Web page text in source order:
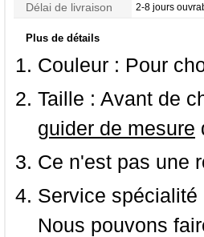
Délai de livraison 2-8 jours
Plus de détails
Couleur : Pour
Taille : Avant de
guider de mesure
Ce n'est pas une
Service spécialité
Nous pouvons